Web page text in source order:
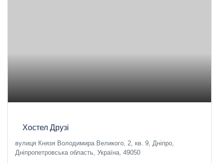
Хостел Друзі
вулиця Князя Володимира Великого, 2, кв. 9, Дніпро,
Дніпропетровська область, Україна, 49050